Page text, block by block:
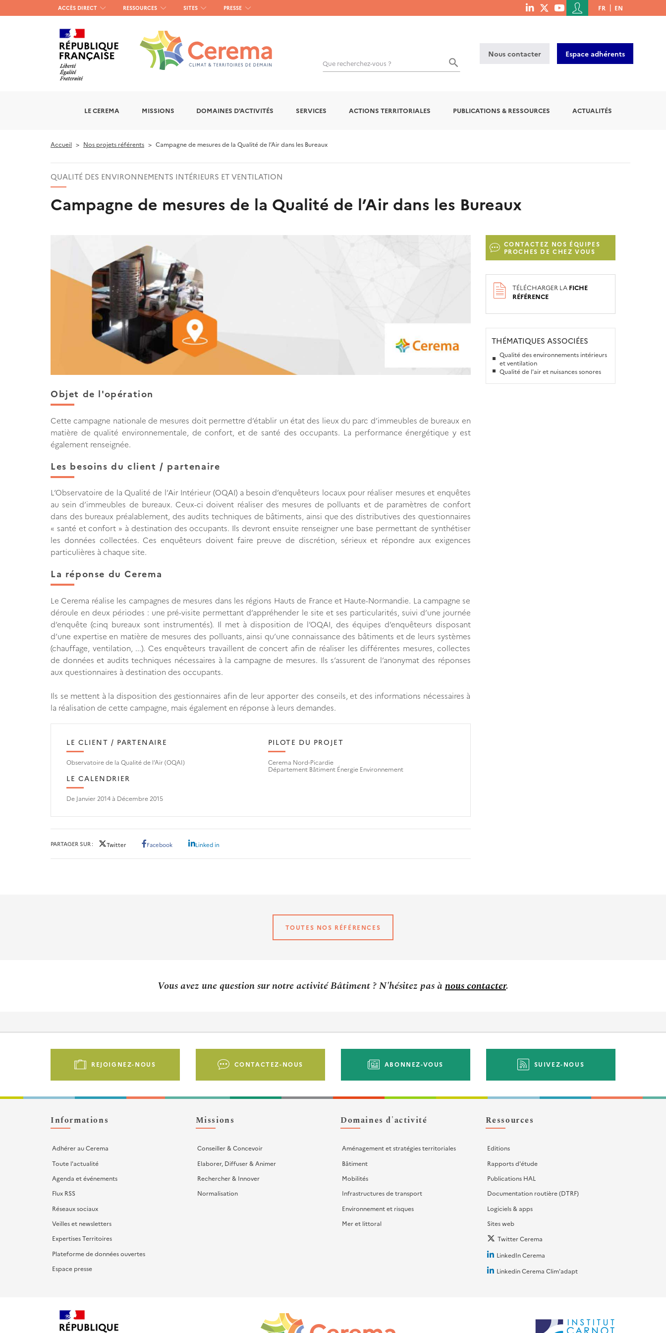
Menu
haut
gauche
ACCÈS DIRECT RESSOURCES SITES PRESSE
menu
Menu
du
de
l'utilisateur
FR EN
Que recherchez-vous ?
Nous contacter Espace adhérents
LE CEREMA MISSIONS DOMAINES D'ACTIVITÉS SERVICES ACTIONS TERRITORIALES PUBLICATIONS & RESSOURCES ACTUALITÉS
Accueil Nos projets référents Campagne de mesures de la Qualité de l’Air dans les Bureaux
QUALITÉ DES ENVIRONNEMENTS INTÉRIEURS ET VENTILATION
Campagne de mesures de la Qualité de l’Air dans les Bureaux
Objet de l'opération
Cette campagne nationale de mesures doit permettre d’établir un état des lieux du parc d’immeubles de bureaux en
matière de qualité environnementale, de confort, et de santé des occupants. La performance énergétique y est
également renseignée.
Les besoins du client / partenaire
L’Observatoire de la Qualité de l’Air Intérieur (OQAI) a besoin d’enquêteurs locaux pour réaliser mesures et enquêtes
au sein d’immeubles de bureaux. Ceux-ci doivent réaliser des mesures de polluants et de paramètres de confort
dans des bureaux préalablement, des audits techniques de bâtiments, ainsi que des distributives des questionnaires
« santé et confort » à destination des occupants. Ils devront ensuite renseigner une base permettant de synthétiser
les données collectées. Ces enquêteurs doivent faire preuve de discrétion, sérieux et répondre aux exigences
particulières à chaque site.
La réponse du Cerema
Le Cerema réalise les campagnes de mesures dans les régions Hauts de France et Haute-Normandie. La campagne se
déroule en deux périodes : une pré-visite permettant d’appréhender le site et ses particularités, suivi d’une journée
d’enquête (cinq bureaux sont instrumentés). Il met à disposition de l’OQAI, des équipes d’enquêteurs disposant
d’une expertise en matière de mesures des polluants, ainsi qu’une connaissance des bâtiments et de leurs systèmes
(chauffage, ventilation, ...). Ces enquêteurs travaillent de concert afin de réaliser les différentes mesures, collectes
de données et audits techniques nécessaires à la campagne de mesures. Ils s’assurent de l’anonymat des réponses
aux questionnaires à destination des occupants.
Ils se mettent à la disposition des gestionnaires afin de leur apporter des conseils, et des informations nécessaires à
la réalisation de cette campagne, mais également en réponse à leurs demandes.
LE CLIENT / PARTENAIRE
Observatoire de la Qualité de l’Air (OQAI)
LE CALENDRIER
De Janvier 2014 à Décembre 2015
PILOTE DU PROJET
Cerema Nord-Picardie
Département Bâtiment Énergie Environnement
PARTAGER SUR Twitter Facebook Linked in
CONTACTEZ NOS ÉQUIPES
PROCHES DE CHEZ VOUS
TÉLÉCHARGER LA FICHE
RÉFÉRENCE
THÉMATIQUES ASSOCIÉES
Qualité des environnements intérieurs
et ventilation
Qualité de l'air et nuisances sonores
TOUTES NOS RÉFÉRENCES
Vous avez une question sur notre activité Bâtiment ? N'hésitez pas ànous contacter.
Pied
Liens
d'actions
REJOIGNEZ-NOUS CONTACTEZ-NOUS ABONNEZ-VOUS SUIVEZ-NOUS
Informations
Adhérer au Cerema
Toute l'actualité
Agenda et événements
Flux RSS
Réseaux sociaux
Veilles et newsletters
Expertises Territoires
Plateforme de données ouvertes
Espace presse
Missions
Conseiller & Concevoir
Elaborer, Diffuser & Animer
Rechercher & Innover
Normalisation
Domaines d'activité
Aménagement et stratégies territoriales
Bâtiment
Mobilités
Infrastructures de transport
Environnement et risques
Mer et littoral
Ressources
Editions
Rapports d'étude
Publications HAL
Documentation routière (DTRF)
Logiciels & apps
Sites web
Twitter Cerema
LinkedIn Cerema
Linkedin Cerema Clim'adapt